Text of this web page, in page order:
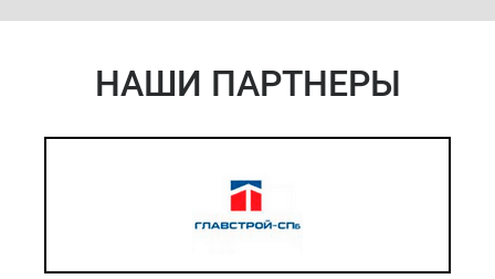
НАШИ ПАРТНЕРЫ